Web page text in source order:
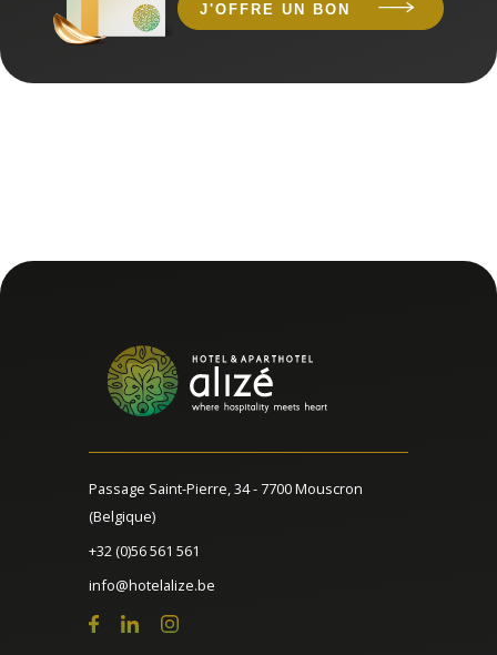
J'OFFRE UN BON
Passage Saint-Pierre, 34 - 7700 Mouscron
(Belgique)
+32 (0)56 561 561
info@hotelalize.be